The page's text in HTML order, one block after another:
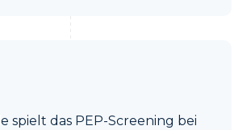
spielt das PEP-Screening bei